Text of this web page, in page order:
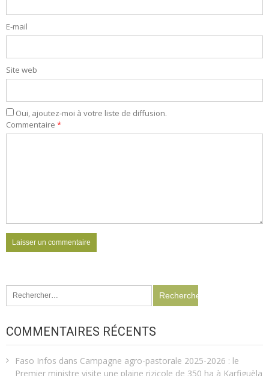
E-mail
Site web
Oui, ajoutez-moi à votre liste de diffusion.
Commentaire *
COMMENTAIRES RÉCENTS
Faso Infos dans Campagne agro-pastorale 2025-2026 : le
Premier ministre visite une plaine rizicole de 350 ha à Karfiguèla